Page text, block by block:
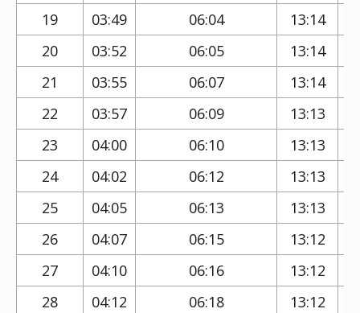
19
03:49 06:04 13:14
20
03:52 06:05 13:14
21
03:55 06:07 13:14
22
03:57 06:09 13:13
23
04:00 06:10 13:13
24
04:02 06:12 13:13
25
04:05 06:13 13:13
26
04:07 06:15 13:12
27
04:10 06:16 13:12
28
04:12 06:18 13:12